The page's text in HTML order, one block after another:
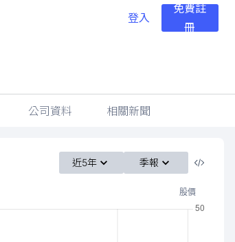
登入
免費註
冊
公司資料 相關新聞
近5年 季報